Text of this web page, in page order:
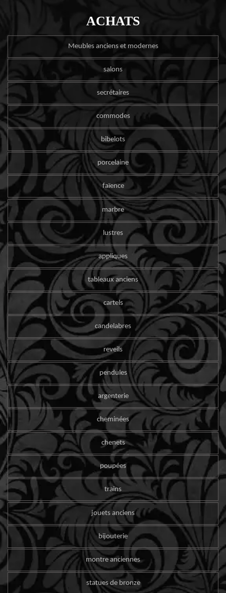
ACHATS
Meubles anciens et modernes
salons
secrétaires
commodes
bibelots
porcelaine
faïence
marbre
lustres
appliques
tableaux anciens
cartels
candelabres
reveils
pendules
argenterie
cheminées
chenets
poupées
trains
jouets anciens
bijouterie
montre anciennes
statues de bronze